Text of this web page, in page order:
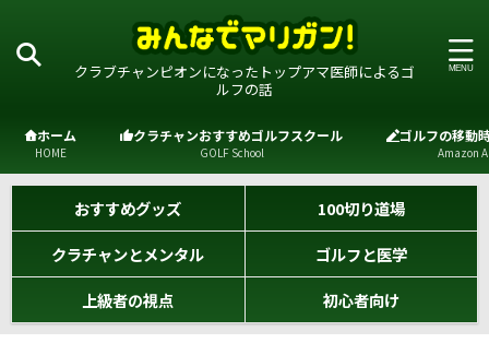
クラブチャンピオンになったトップアマ医師によるゴ
ルフの話
ホーム
HOME
クラチャンおすすめゴルフスクール
GOLF School
ゴルフの移動
Amazon
おすすめグッズ
100切り道場
クラチャンとメンタル
ゴルフと医学
上級者の視点
初心者向け